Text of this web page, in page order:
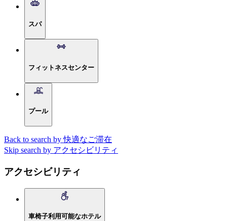
スパ
フィットネスセンター
プール
Back to search by 快適なご滞在
Skip search by アクセシビリティ
アクセシビリティ
車椅子利用可能なホテル